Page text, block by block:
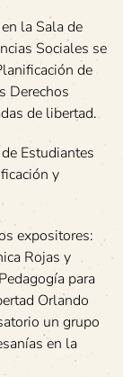
la Sala de
Sociales se
de
Derechos
de libertad.
Estudiantes
y
expositores:
Rojas y
para
Orlando
un grupo
en la